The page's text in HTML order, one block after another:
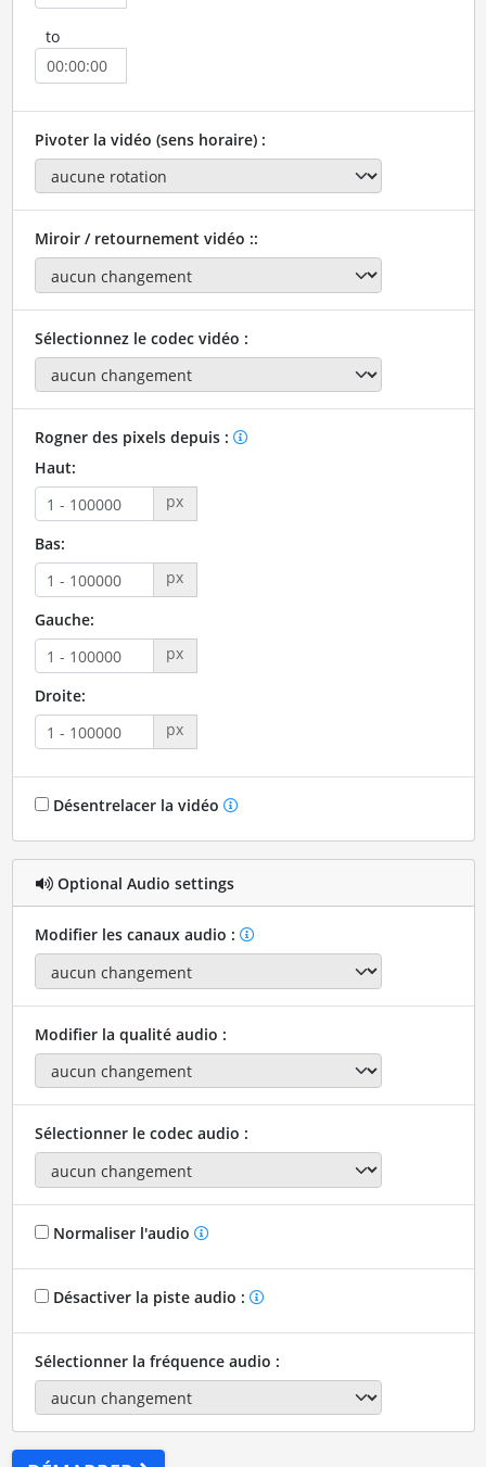
to
Pivoter la vidéo (sens horaire) :
Miroir / retournement vidéo ::
Sélectionnez le codec vidéo :
Rogner des pixels depuis :
Haut:
px
Bas:
px
Gauche:
px
Droite:
px
Désentrelacer la vidéo
Optional Audio settings
Modifier les canaux audio :
Modifier la qualité audio :
Sélectionner le codec audio :
Normaliser l'audio
Désactiver la piste audio :
Sélectionner la fréquence audio :